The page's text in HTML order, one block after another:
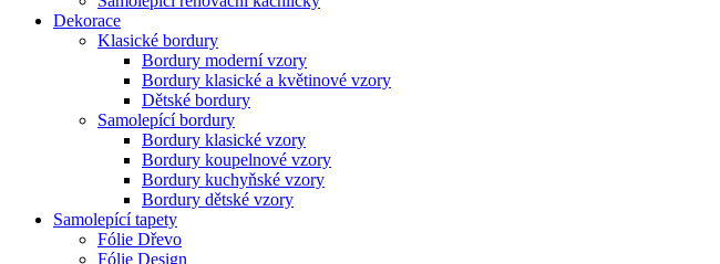
Dekorace
Klasické bordury
Bordury moderní vzory
Bordury klasické a květinové vzory
Dětské bordury
Samolepící bordury
Bordury klasické vzory
Bordury koupelnové vzory
Bordury kuchyňské vzory
Bordury dětské vzory
Samolepící tapety
Fólie Dřevo
Fólie Design